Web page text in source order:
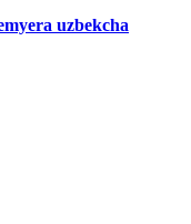
uzbekcha